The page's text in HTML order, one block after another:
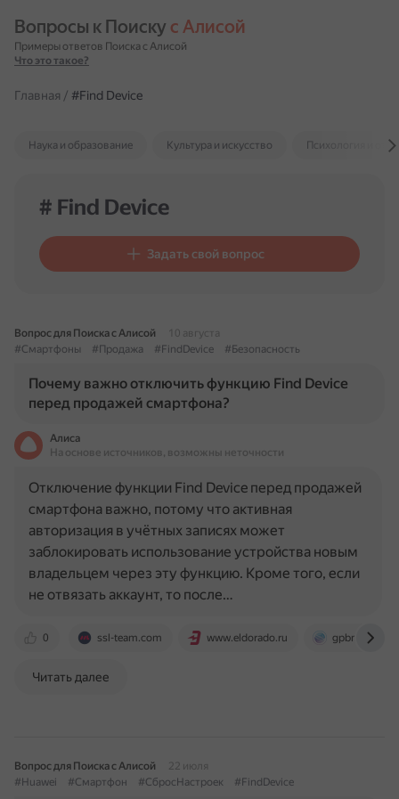
Вопросы к Поиску с Алисой
Примеры ответов Поиска с Алисой
Что это такое?
Главная / #Find Device
Наука и образование Культура и искусство Психология и
# Find Device
Задать свой вопрос
Вопрос для Поиска с Алисой
10 августа
#Смартфоны
#Продажа #FindDevice #Безопасность
Почему важно отключить функцию Find Device
перед продажей смартфона?
Алиса
На основе источников, возможны неточности
0 ssl-team.com www.eldorado.ru gpbmobile.ru
Отключение функции Find Device перед продажей
смартфона важно, потому что активная
авторизация в учётных записях может
заблокировать использование устройства новым
владельцем через эту функцию. Кроме того, если
не отвязать аккаунт, то после…
Читать далее
Вопрос для Поиска с Алисой
22 июля
#Huawei
#Смартфон #СбросНастроек #FindDevice